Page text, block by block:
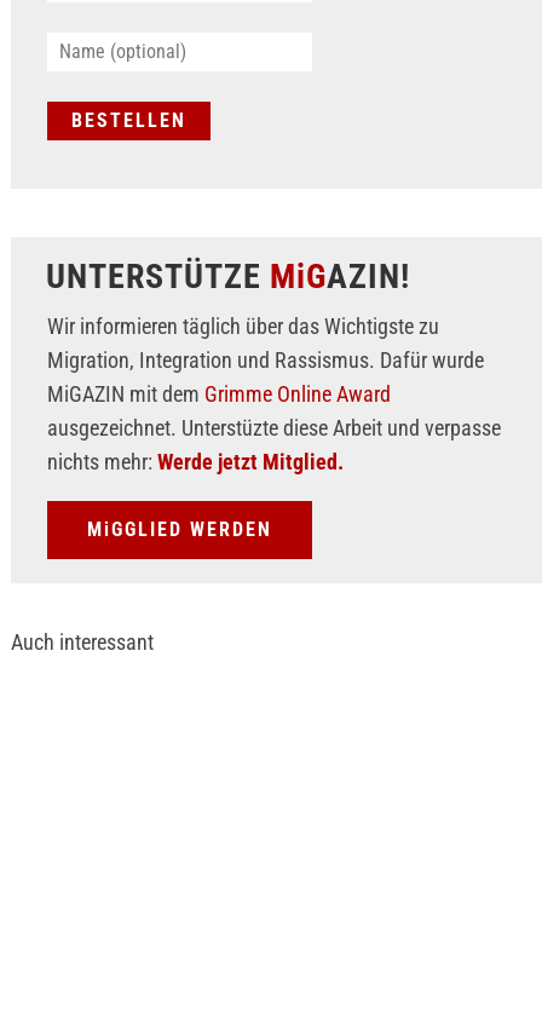
UNTERSTÜTZE MiGAZIN!
Wir informieren täglich über das Wichtigste zu
Migration, Integration und Rassismus. Dafür wurde
MiGAZIN mit dem Grimme Online Award
ausgezeichnet. Unterstüzte diese Arbeit und verpasse
nichts mehr: Werde jetzt Mitglied.
MiGGLIED WERDEN
Auch interessant